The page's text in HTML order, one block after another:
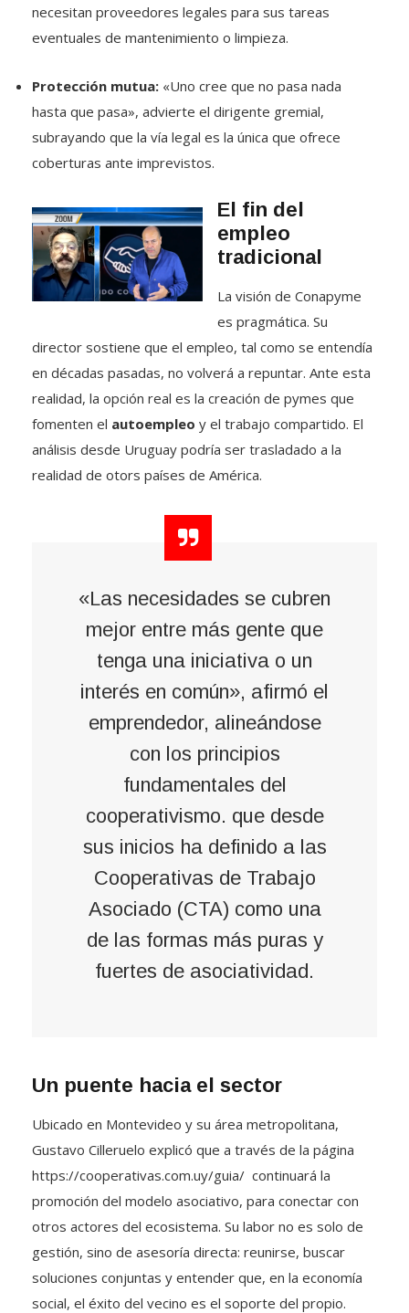
necesitan proveedores legales para sus tareas
eventuales de mantenimiento o limpieza.
Protección mutua: «Uno cree que no pasa nada
hasta que pasa», advierte el dirigente gremial,
subrayando que la vía legal es la única que ofrece
coberturas ante imprevistos.
El fin del
empleo
tradicional
La visión de Conapyme
es pragmática. Su
director sostiene que el empleo, tal como se entendía
en décadas pasadas, no volverá a repuntar. Ante esta
realidad, la opción real es la creación de pymes que
fomenten el autoempleo y el trabajo compartido. El
análisis desde Uruguay podría ser trasladado a la
realidad de otors países de América.
«Las necesidades se cubren
mejor entre más gente que
tenga una iniciativa o un
interés en común», afirmó el
emprendedor, alineándose
con los principios
fundamentales del
cooperativismo. que desde
sus inicios ha definido a las
Cooperativas de Trabajo
Asociado (CTA) como una
de las formas más puras y
fuertes de asociatividad.
Un puente hacia el sector
Ubicado en Montevideo y su área metropolitana,
Gustavo Cilleruelo explicó que a través de la página
https://cooperativas.com.uy/guia/ continuará la
promoción del modelo asociativo, para conectar con
otros actores del ecosistema. Su labor no es solo de
gestión, sino de asesoría directa: reunirse, buscar
soluciones conjuntas y entender que, en la economía
social, el éxito del vecino es el soporte del propio.